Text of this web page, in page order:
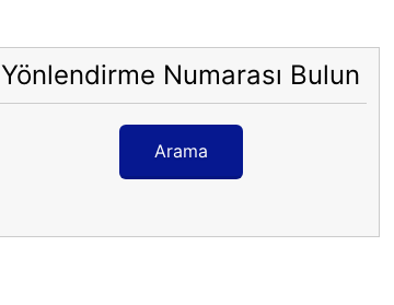
Yönlendirme Numarası Bulun
Arama